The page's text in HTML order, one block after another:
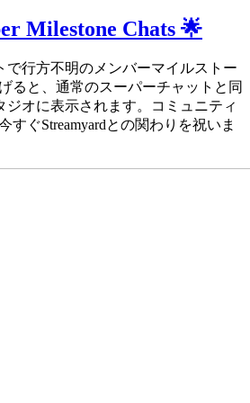
Milestone Chats 🌟
で行方不明のメンバーマイルストー
ると、通常のスーパーチャットと同
ジオに表示されます。コミュニティ
すぐStreamyardとの関わりを祝いま